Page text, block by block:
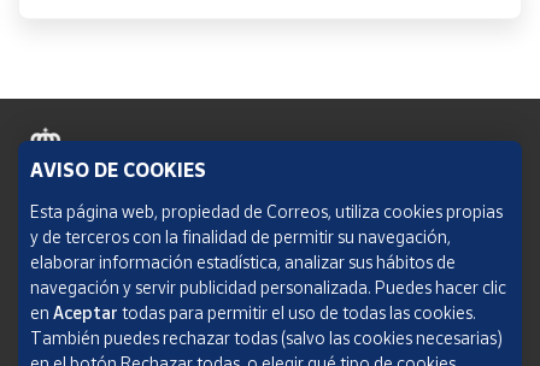
Política de cookies
Aviso legal
Condiciones del servicio
Política de Privacidad Web
AVISO DE COOKIES
Esta página web, propiedad de Correos, utiliza cookies propias
y de terceros con la finalidad de permitir su navegación,
elaborar información estadística, analizar sus hábitos de
navegación y servir publicidad personalizada. Puedes hacer clic
en Aceptar todas para permitir el uso de todas las cookies.
También puedes rechazar todas (salvo las cookies necesarias)